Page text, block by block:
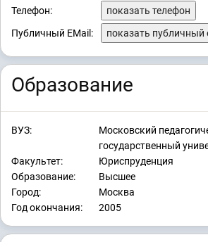
Телефон:
показать телефон
Публичный EMail:
показать публичный
Образование
ВУЗ:
Московский
государственный
Факультет:
Юриспруденция
Образование:
Высшее
Город:
Москва
Год окончания:
2005